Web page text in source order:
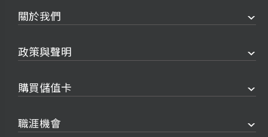
關於我們
政策與聲明
購買儲值卡
職涯機會